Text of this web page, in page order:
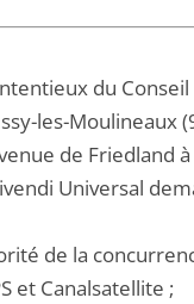
du
les-Moulineaux
de Friedland
Universal
de la
et Canalsatellite ;